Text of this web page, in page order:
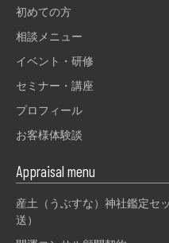
初めての方
相談メニュー
イベント・研修
セミナー・講座
プロフィール
お客様体験談
Appraisal menu
産土（うぶすな）神社鑑定セ
送）